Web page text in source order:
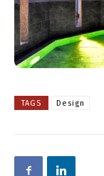
TAGS Design